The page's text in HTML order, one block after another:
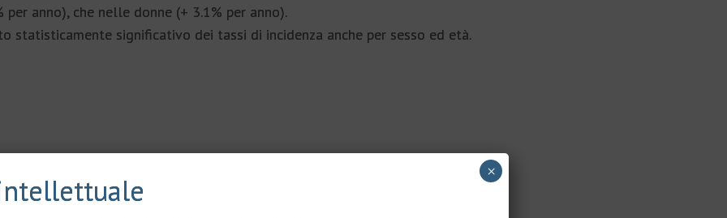
anno), che nelle donne (+ 3.1% per anno).
statisticamente significativo dei tassi di incidenza anche per sesso ed età.
×